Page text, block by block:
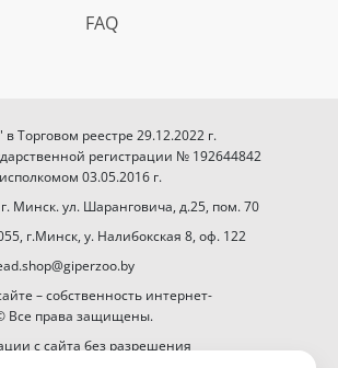
FAQ
Торговом реестре 29.12.2022 г.
регистрации № 192644842
03.05.2016 г.
Минск. ул. Шаранговича, д.25, пом. 70
г.Минск, у. Налибокская 8, оф. 122
– собственность интернет-
Все права защищены.
с сайта без разрешения